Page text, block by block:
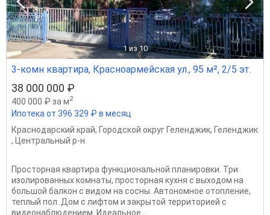
1 из 10
3-комн квартира, Красноармейская ул., 95 м², 2/5 эт.
38 000 000 ₽
400 000 ₽ за м2
Ипотека от 396 329 ₽ в месяц
Краснодарский край, Городской округ Геленджик, Геленджик
,
Центральный р-н
Просторная квартира функциональной планировки. Три
изолированных комнаты, просторная кухня с выходом на
большой балкон с видом на сосны. Автономное отопление,
теплый пол. Дом с лифтом и закрытой территорией с
видеонаблюдением. Идеальное...